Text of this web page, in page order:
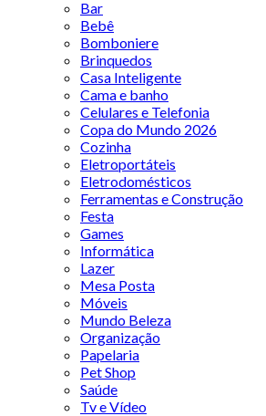
Bar
Bebê
Bomboniere
Brinquedos
Casa Inteligente
Cama e banho
Celulares e Telefonia
Copa do Mundo 2026
Cozinha
Eletroportáteis
Eletrodomésticos
Ferramentas e Construção
Festa
Games
Informática
Lazer
Mesa Posta
Móveis
Mundo Beleza
Organização
Papelaria
Pet Shop
Saúde
Tv e Vídeo